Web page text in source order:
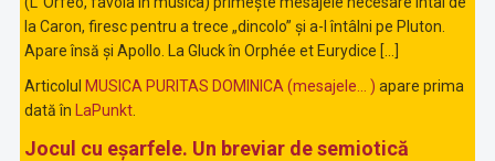
la Caron, firesc pentru a trece „dincolo” și a-l întâlni pe Pluton.
Apare însă și Apollo. La Gluck în Orphée et Eurydice […]
Articolul MUSICA PURITAS DOMINICA (mesajele… ) apare prima
dată în
LaPunkt.
Jocul cu eșarfele. Un breviar de semiotică